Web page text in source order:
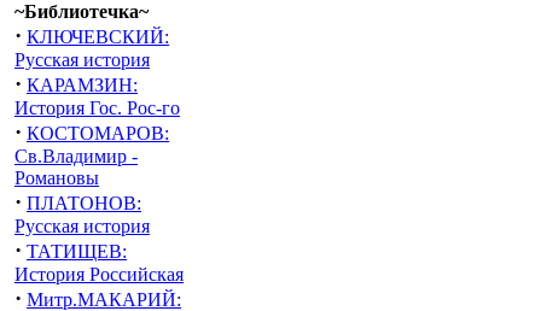
~Библиотечка~
· КЛЮЧЕВСКИЙ:
Русская история
· КАРАМЗИН:
История Гос. Рос-го
· КОСТОМАРОВ:
Св.Владимир -
Романовы
· ПЛАТОНОВ:
Русская история
· ТАТИЩЕВ:
История Российская
· Митр.МАКАРИЙ: